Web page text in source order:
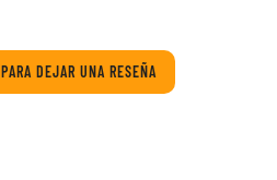
DEJAR UNA RESEÑA